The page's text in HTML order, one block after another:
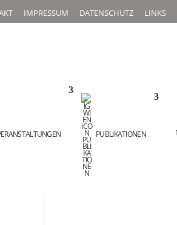
IMPRESSUM DATENSCHUTZ LINKS
PUBLIKATIONEN